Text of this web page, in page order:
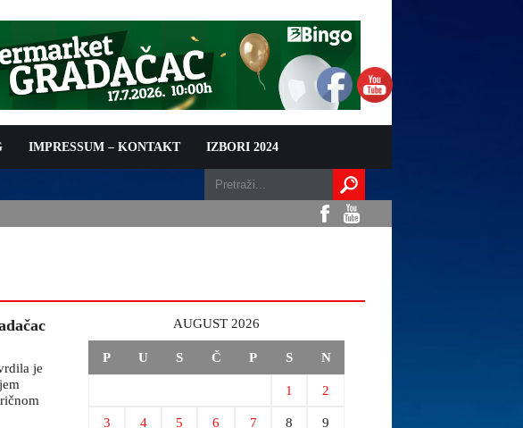
IMPRESSUM – KONTAKT IZBORI 2024
je
AUGUST 2026
P U S Č P S N
1 2
3 4 5 6 7 8 9